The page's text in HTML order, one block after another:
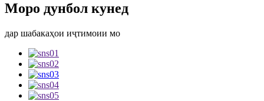
Моро дунбол кунед
дар шабакаҳои иҷтимоии мо